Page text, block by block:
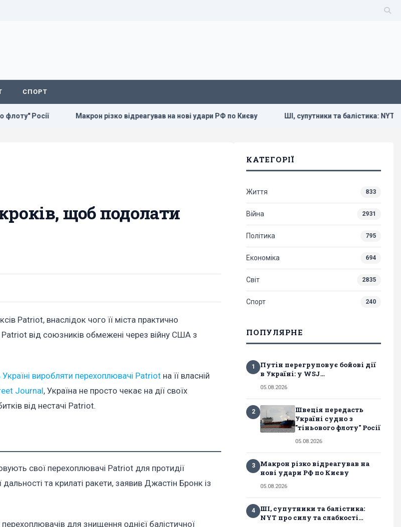
СПОРТ
Макрон різко відреагував на нові удари РФ по Києву ШІ, супутники та балістика: NYT про силу та
щоб подолати
Patriot, внаслідок чого її міста практично
від союзників обмежені через війну США з
виробляти перехоплювачі Patriot на її власній
Journal, Україна не просто чекає на дії своїх
від нестачі Patriot.
свої перехоплювачі Patriot для протидії
та крилаті ракети, заявив Джастін Бронк із
для знищення однієї балістичної
КАТЕГОРІЇ
Життя 833
Війна 2931
Політика 795
Економіка 694
Світ 2835
Спорт 240
ПОПУЛЯРНЕ
1
Путін перегруповує бойові дії
в Україні: у WSJ...
05.08.2026
2
Швеція передасть
Україні судно з
"тіньового флоту" Росії
05.08.2026
3
Макрон різко відреагував на
нові удари РФ по Києву
05.08.2026
4
ШІ, супутники та балістика:
NYT про силу та слабкості...